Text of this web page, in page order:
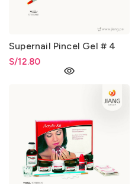
Supernail Pincel Gel # 4
S/12.80